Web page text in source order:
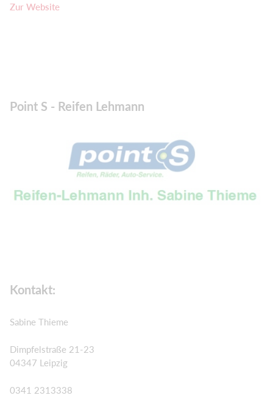
Zur Website
Point S - Reifen Lehmann
Kontakt:
Sabine Thieme
Dimpfelstraße 21-23
04347 Leipzig
0341 2313338